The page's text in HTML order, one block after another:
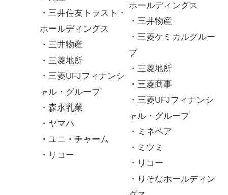
・三井住友トラスト・
ホールディングス
・三井物産
・三菱地所
・三菱UFJフィナンシ
ャル・グループ
・森永乳業
・ヤマハ
・ユニ・チャーム
・リコー
ホールディングス
・三井物産
・三菱ケミカルグルー
プ
・三菱地所
・三菱商事
・三菱UFJフィナンシ
ャル・グループ
・ミネベア
・ミツミ
・リコー
・りそなホールディン